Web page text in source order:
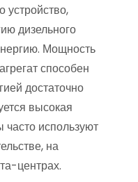
устройство,
дизельного
Мощность
способен
достаточно
высокая
часто используют
на
центрах.